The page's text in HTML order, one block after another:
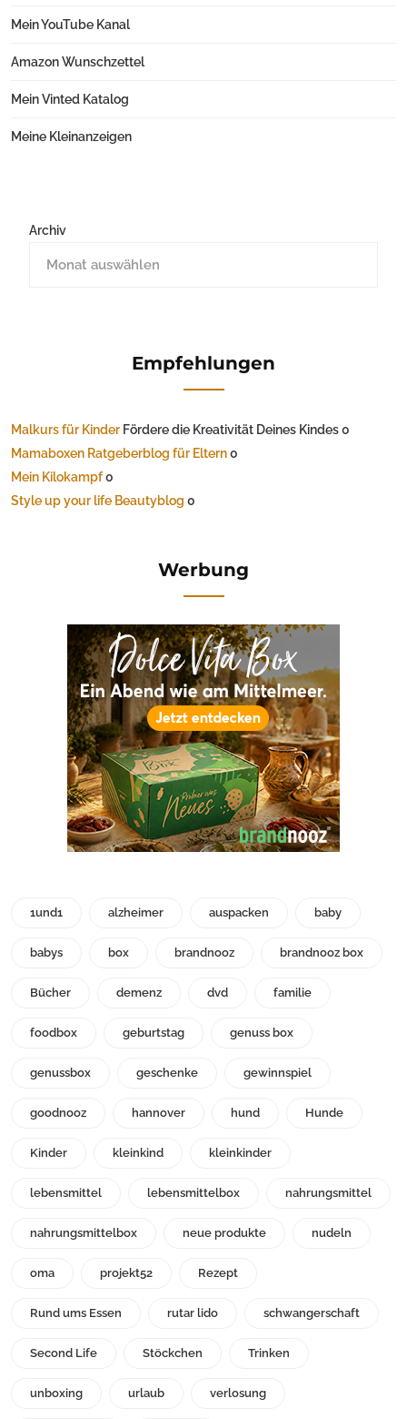
Mein YouTube Kanal
Amazon Wunschzettel
Mein Vinted Katalog
Meine Kleinanzeigen
Archiv
Empfehlungen
Malkurs für Kinder Fördere die Kreativität Deines Kindes 0
Mamaboxen Ratgeberblog für Eltern0
Mein Kilokampf0
Style up your life Beautyblog 0
Werbung
1und1 alzheimer auspacken baby
babys box brandnooz brandnooz box
Bücher demenz dvd familie
foodbox geburtstag genuss box
genussbox geschenke gewinnspiel
goodnooz hannover hund Hunde
Kinder kleinkind kleinkinder
lebensmittel lebensmittelbox nahrungsmittel
nahrungsmittelbox neue produkte nudeln
oma projekt52 Rezept
Rund ums Essen rutar lido schwangerschaft
Second Life Stöckchen Trinken
unboxing urlaub verlosung